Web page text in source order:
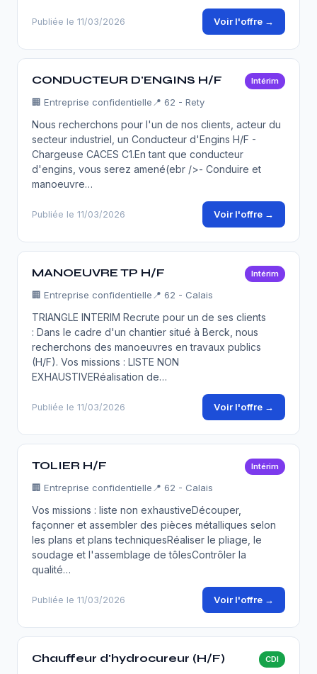
Publiée le 11/03/2026 Voir l'offre →
CONDUCTEUR D'ENGINS H/F Intérim
🏢 Entreprise confidentielle 📍 62 - Rety
Nous recherchons pour l'un de nos clients, acteur du
secteur industriel, un Conducteur d'Engins H/F -
Chargeuse CACES C1.En tant que conducteur
d'engins, vous serez amené(ebr />- Conduire et
manoeuvre…
Publiée le 11/03/2026 Voir l'offre →
MANOEUVRE TP H/F Intérim
🏢 Entreprise confidentielle 📍 62 - Calais
TRIANGLE INTERIM Recrute pour un de ses clients
: Dans le cadre d'un chantier situé à Berck, nous
recherchons des manoeuvres en travaux publics
(H/F). Vos missions : LISTE NON
EXHAUSTIVERéalisation de…
Publiée le 11/03/2026 Voir l'offre →
TOLIER H/F Intérim
🏢 Entreprise confidentielle 📍 62 - Calais
Vos missions : liste non exhaustiveDécouper,
façonner et assembler des pièces métalliques selon
les plans et plans techniquesRéaliser le pliage, le
soudage et l'assemblage de tôlesContrôler la
qualité…
Publiée le 11/03/2026 Voir l'offre →
Chauffeur d'hydrocureur (H/F) CDI